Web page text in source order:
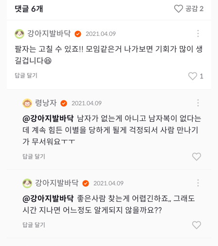
댓글 6개 공감 2
강아지발바닥 2021.04.09
팔자는 고칠 수 있죠!! 모임같은거 나가보면 기회가 많이 생
길겁니다😆
답글 달기 1
령낭자 2021.04.09
@강아지발바닥 남자가 없는게 아니고 남자복이 없다는
데 계속 힘든 이별을 당하게 될게 걱정되서 사람 만나기
가 무서워요ㅜㅜ
답글 달기
강아지발바닥 2021.04.09
@강아지발바닥 좋은사람 찾는게 어렵긴하죠,, 그래도
시간 지나면 어느정도 알게되지 않을까요??
답글 달기